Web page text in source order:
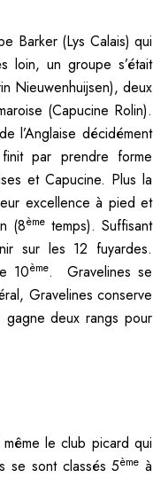
Barker (Lys Calais) qui
loin, un groupe s’était
Nieuwenhuijsen), deux
(Capucine Rolin).
l’Anglaise décidément
par prendre forme
et Capucine. Plus la
excellence à pied et
(8ème temps). Suffisant
sur les 12 fuyardes.
10ème. Gravelines se
Gravelines conserve
gagne deux rangs pour
même le club picard qui
se sont classés 5ème à